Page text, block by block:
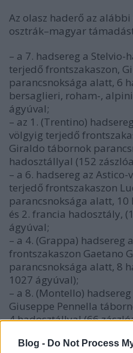
Blog - Do Not Process
Az olasz haderő az
osztrák–magyar
– a 7. hadsereg a
terjedő frontszakaszon,
parancsnoksága alatt, 6
bersaglieri, roham-,
ágyúval;
– az 1. (Trentino)
völgyig terjedő
Giraldo tábornok
hadosztállyal (152
– a 6. hadsereg az
terjedő frontszakaszon
parancsnoksága alatt,
és 2. francia hadosztály,
ágyúval;
– a 4. (Grappa) hadsereg
frontszakaszon Gaetano
parancsnoksága alatt, 8
1027 ágyúval);
– a 8. (Montello)
Giuseppe Pennella
4 hadosztállyal (66
– a 3. (Piave) hadsereg a
aostai herceg